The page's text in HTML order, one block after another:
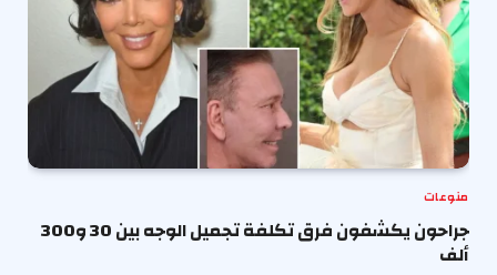
منوعات
جراحون يكشفون فرق تكلفة تجميل الوجه بين 30 و300
ألف